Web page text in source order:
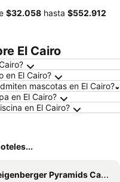
‎$32.058 hasta ‎$552.912
El Cairo
en El Cairo?
mascotas en El Cairo?
en El Cairo?
en El Cairo?
Pyramids Cairo